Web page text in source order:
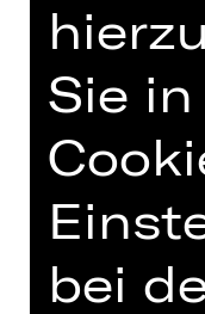
Opernhaus.
Eine
zur
Foto ©
Sie
bei